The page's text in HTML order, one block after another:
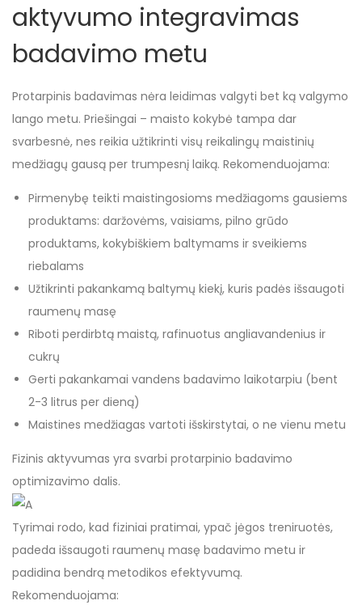
aktyvumo integravimas
badavimo metu
Protarpinis badavimas nėra leidimas valgyti bet ką valgymo
lango metu. Priešingai – maisto kokybė tampa dar
svarbesnė, nes reikia užtikrinti visų reikalingų maistinių
medžiagų gausą per trumpesnį laiką. Rekomenduojama:
Pirmenybę teikti maistingosioms medžiagoms gausiems
produktams: daržovėms, vaisiams, pilno grūdo
produktams, kokybiškiem baltymams ir sveikiems
riebalams
Užtikrinti pakankamą baltymų kiekį, kuris padės išsaugoti
raumenų masę
Riboti perdirbtą maistą, rafinuotus angliavandenius ir
cukrų
Gerti pakankamai vandens badavimo laikotarpiu (bent
2-3 litrus per dieną)
Maistines medžiagas vartoti išskirstytai, o ne vienu metu
Fizinis aktyvumas yra svarbi protarpinio badavimo
optimizavimo dalis.
Tyrimai rodo, kad fiziniai pratimai, ypač jėgos treniruotės,
padeda išsaugoti raumenų masę badavimo metu ir
padidina bendrą metodikos efektyvumą.
Rekomenduojama: